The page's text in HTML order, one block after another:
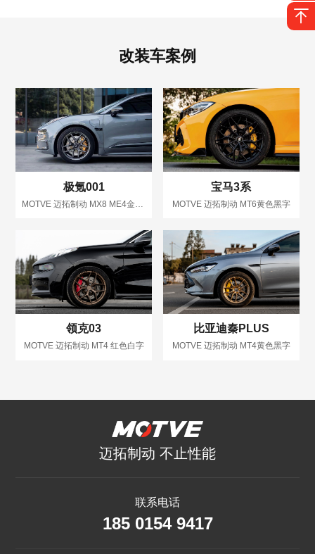
改装车案例
极氪001
MOTVE 迈拓制动 MX8 ME4金色黑字
宝马3系
MOTVE 迈拓制动 MT6黄色黑字
领克03
MOTVE 迈拓制动 MT4 红色白字
比亚迪秦PLUS
MOTVE 迈拓制动 MT4黄色黑字
迈拓制动 不止性能
联系电话
185 0154 9417